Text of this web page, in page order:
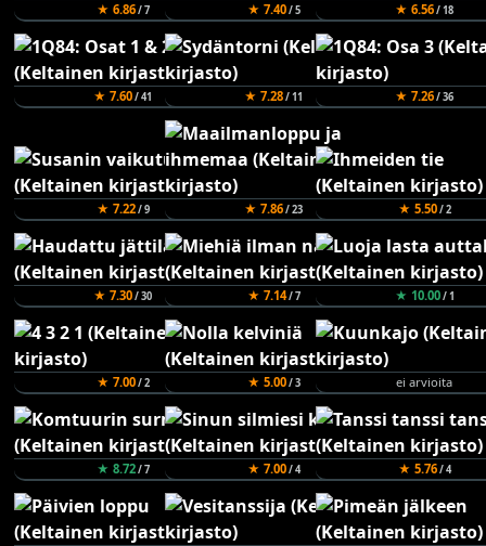
★ 6.86/ 7 ★ 7.40/ 5 ★ 6.56/ 18
★ 7.60/ 41 ★ 7.28/ 11 ★ 7.26/ 36
★ 7.22/ 9 ★ 7.86/ 23 ★ 5.50/ 2
★ 7.30/ 30 ★ 7.14/ 7 ★ 10.00/ 1
★ 7.00/ 2 ★ 5.00/ 3 ei arvioita
★ 8.72/ 7 ★ 7.00/ 4 ★ 5.76/ 4